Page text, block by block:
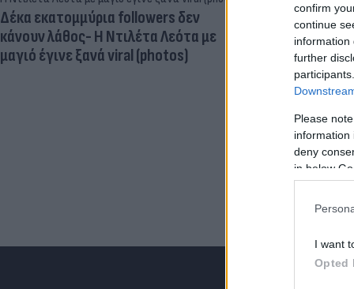
confirm
continue
information
further
Please
information
deny
in below
I want
Opted
Δέκα εκατομμύρια followers δεν
κάνουν λάθος- Η Ντιλέτα Λεότα με
μαγιό έγινε ξανά viral (photos)
Νέο
ωοθηκών